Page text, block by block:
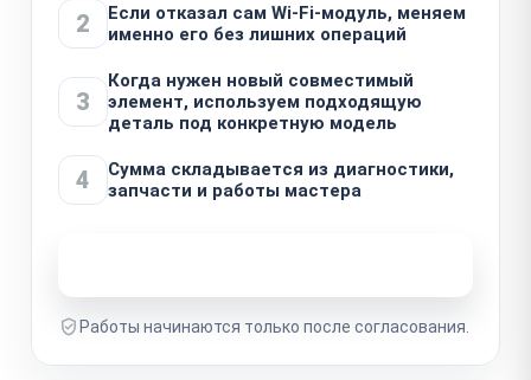
2
Если отказал сам Wi‑Fi-модуль, меняем
именно его без лишних операций
3
Когда нужен новый совместимый
элемент, используем подходящую
деталь под конкретную модель
4
Сумма складывается из диагностики,
запчасти и работы мастера
Работы начинаются только после согласования.